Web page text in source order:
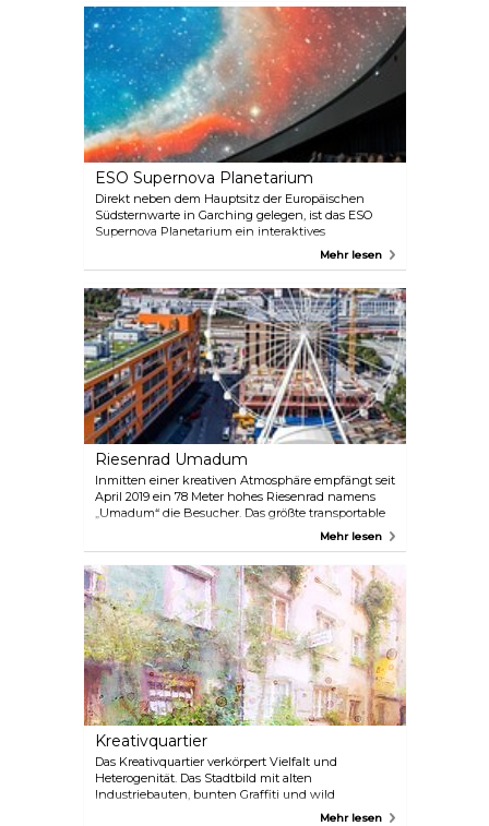
für sehr erfahrene Profis geeignet. Die Wellen sind
knifflig und können gefährlich sein, daher ist es
nicht der richtige Ort für Anfänger. Aber selbst
wenn Sie nicht surfen wollen, lohnt es sich auf
jeden Fall, den Experten bei ihren Tricks
zuzusehen.
ESO Supernova Planetarium
Direkt neben dem Hauptsitz der Europäischen
Südsternwarte in Garching gelegen, ist das ESO
Supernova Planetarium ein interaktives
Lernzentrum für alle Altersgruppen. Das Highlight
verschiedene Führungen in deutscher und
englischer Sprache angeboten, bei denen die
Besucher mehr über Wissenschaft und die Natur
des Universums erfahren können.
Mehr lesen
Riesenrad Umadum
Inmitten einer kreativen Atmosphäre empfängt seit
April 2019 ein 78 Meter hohes Riesenrad namens
„Umadum“ die Besucher. Das größte transportable
Riesenrad der Welt bietet einen atemberaubenden
Alpen.
Mehr lesen
Kreativquartier
Das Kreativquartier verkörpert Vielfalt und
Heterogenität. Das Stadtbild mit alten
Industriebauten, bunten Graffiti und wild
wachsenden Gärten ist der Ort, an dem Künstler
Mehr lesen